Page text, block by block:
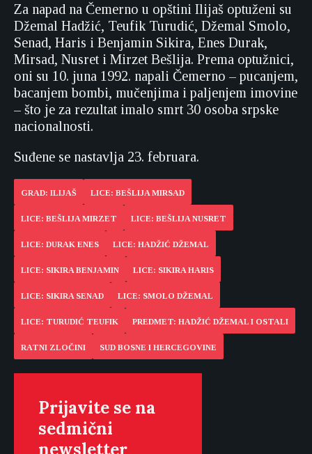
Za napad na Čemerno u opštini Ilijaš optuženi su
Džemal Hadžić, Teufik Turudić, Džemal Smolo,
Senad, Haris i Benjamin Sikira, Enes Durak,
Mirsad, Nusret i Mirzet Bešlija. Prema optužnici,
oni su 10. juna 1992. napali Čemerno – pucanjem,
bacanjem bombi, mučenjima i paljenjem imovine
– što je za rezultat imalo smrt 30 osoba srpske
nacionalnosti.
Suđene se nastavlja 23. februara.
GRAD: ILIJAŠ LICE: BEŠLIJA MIRSAD
LICE: BEŠLIJA MIRZET LICE: BEŠLIJA NUSRET
LICE: DURAK ENES LICE: HADŽIĆ DŽEMAL
LICE: SIKIRA BENJAMIN LICE: SIKIRA HARIS
LICE: SIKIRA SENAD LICE: SMOLO DŽEMAL
LICE: TURUDIĆ TEUFIK PREDMET: HADŽIĆ DŽEMAL I OSTALI
RATNI ZLOČINI SUD BOSNE I HERCEGOVINE
Prijavite se na
sedmični
newsletter